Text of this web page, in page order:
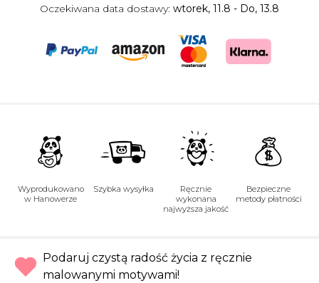
Oczekiwana data dostawy: wtorek, 11.8 - Do, 13.8
Wyprodukowano
w Hanowerze
Szybka wysyłka
Ręcznie
wykonana
najwyższa jakość
Bezpieczne
metody płatności
Podaruj czystą radość życia z ręcznie
malowanymi motywami!